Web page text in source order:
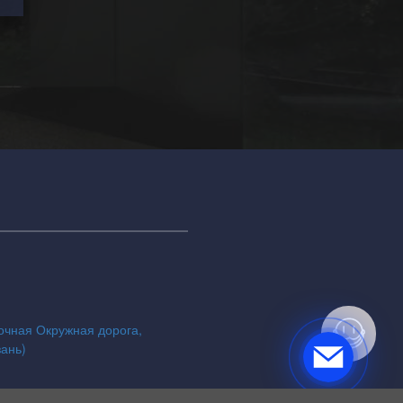
Окружная дорога,